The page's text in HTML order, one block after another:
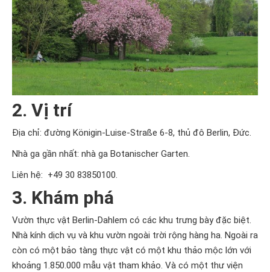
2. Vị trí
Địa chỉ: đường Königin-Luise-Straße 6-8, thủ đô Berlin, Đức.
Nhà ga gần nhất: nhà ga Botanischer Garten.
Liên hệ: +49 30 83850100.
3. Khám phá
Vườn thực vật Berlin-Dahlem có các khu trưng bày đặc biệt.
Nhà kính dịch vụ và khu vườn ngoài trời rộng hàng ha. Ngoài ra
còn có một bảo tàng thực vật có một khu thảo mộc lớn với
khoảng 1.850.000 mẫu vật tham khảo. Và có một thư viện